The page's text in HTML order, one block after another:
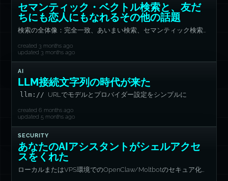
セマンティック・ベクトル検索と、友だ
ちにも恋人にもなれるその他の話題
検索の全体像：完全一致、あいまい検索、セマンティック検索、
か。
created 3 months ago
updated 3 months ago
AI
LLM接続文字列の時代が来た
llm:// URLでモデルとプロバイダー設定をシンプルに
created 6 months ago
updated 5 months ago
SECURITY
あなたのAIアシスタントがシェルアクセ
スをくれた
ローカルまたはVPS環境でのOpenClaw/Moltbotのセキュア化方